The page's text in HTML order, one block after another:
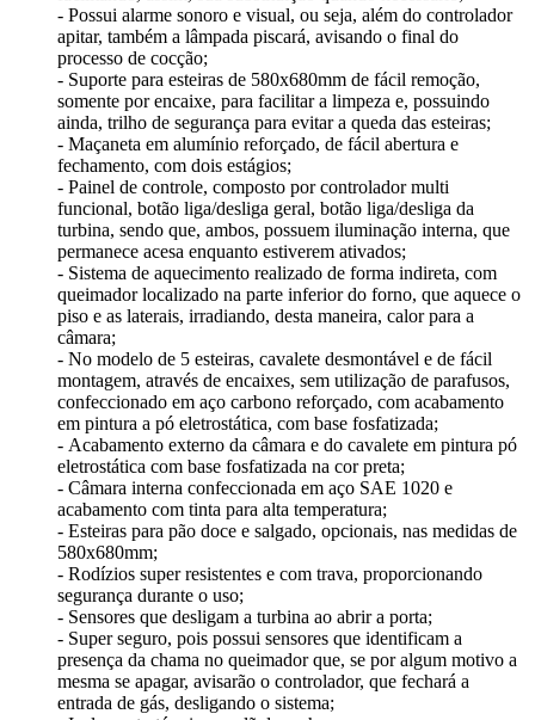
- Possui alarme sonoro e visual, ou seja, além do controlador
apitar, também a lâmpada piscará, avisando o final do
processo de cocção;
- Suporte para esteiras de 580x680mm de fácil remoção,
somente por encaixe, para facilitar a limpeza e, possuindo
ainda, trilho de segurança para evitar a queda das esteiras;
- Maçaneta em alumínio reforçado, de fácil abertura e
fechamento, com dois estágios;
- Painel de controle, composto por controlador multi
funcional, botão liga/desliga geral, botão liga/desliga da
turbina, sendo que, ambos, possuem iluminação interna, que
permanece acesa enquanto estiverem ativados;
- Sistema de aquecimento realizado de forma indireta, com
queimador localizado na parte inferior do forno, que aquece o
piso e as laterais, irradiando, desta maneira, calor para a
câmara;
- No modelo de 5 esteiras, cavalete desmontável e de fácil
montagem, através de encaixes, sem utilização de parafusos,
confeccionado em aço carbono reforçado, com acabamento
em pintura a pó eletrostática, com base fosfatizada;
- Acabamento externo da câmara e do cavalete em pintura pó
eletrostática com base fosfatizada na cor preta;
- Câmara interna confeccionada em aço SAE 1020 e
acabamento com tinta para alta temperatura;
- Esteiras para pão doce e salgado, opcionais, nas medidas de
580x680mm;
- Rodízios super resistentes e com trava, proporcionando
segurança durante o uso;
- Sensores que desligam a turbina ao abrir a porta;
- Super seguro, pois possui sensores que identificam a
presença da chama no queimador que, se por algum motivo a
mesma se apagar, avisarão o controlador, que fechará a
entrada de gás, desligando o sistema;